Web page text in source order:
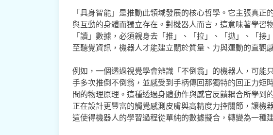
「具身智能」是推動此領域發展的核心哲學。它主張真正
與互動的身體而獨立存在。對機器人而言，這意味著學習
「讀」數據，必須親身去「推」、「拉」、「拋」、「接
至聽覺資訊，機器人才能建立關於質量、力與運動的直觀
例如，一個透過視覺學會辨識「不倒翁」的機器人，可能
手多次推倒不倒翁，並感受到手柄傳回那獨特的回正力矩
間的物理原理。這種透過身體動作與感官反饋耦合所學到
正在設計更豐富的觸覺感測皮膚與高精度力控關節，讓機
這使得機器人的學習過程從單純的數據擬合，轉變為一種